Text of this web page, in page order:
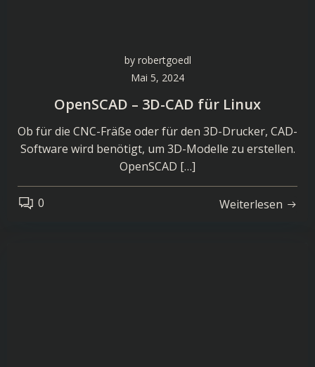
by robertgoedl
Mai 5, 2024
OpenSCAD – 3D-CAD für Linux
Ob für die CNC-Fräße oder für den 3D-Drucker, CAD-
Software wird benötigt, um 3D-Modelle zu erstellen.
OpenSCAD […]
0 Weiterlesen